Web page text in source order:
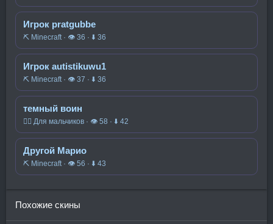
Игрок pratgubbe
⛏️ Minecraft · 👁 36 · ⬇ 36
Игрок autistikuwu1
⛏️ Minecraft · 👁 37 · ⬇ 36
темный воин
🧍‍♂️ Для мальчиков · 👁 58 · ⬇ 42
Другой Марио
⛏️ Minecraft · 👁 56 · ⬇ 43
Похожие скины